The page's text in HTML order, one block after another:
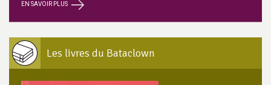
EN SAVOIR PLUS
Les livres du Bataclown